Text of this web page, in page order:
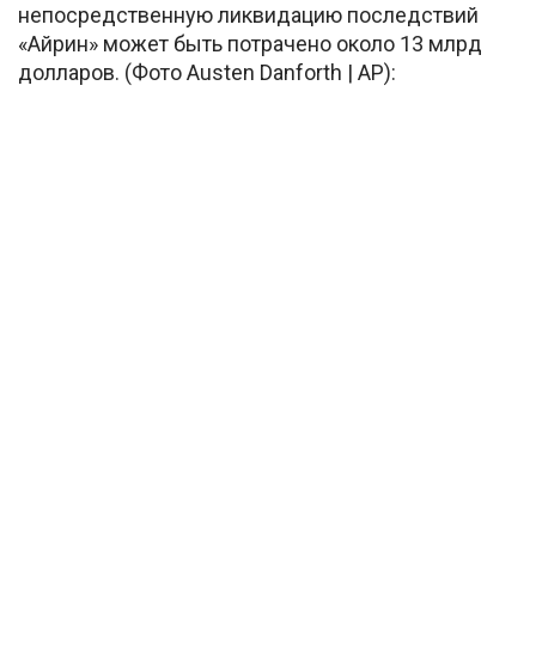
непосредственную ликвидацию последствий
«Айрин» может быть потрачено около 13 млрд
долларов. (Фото Austen Danforth | AP):